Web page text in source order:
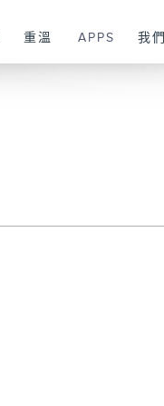
重溫 APPS 我們